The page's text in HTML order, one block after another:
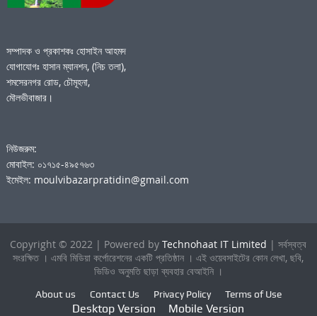
সম্পাদক ও প্রকাশকঃ হোসাইন আহমদ
যোগাযোগঃ হাসান ম্যানশন, (নিচ তলা),
শমসেরনগর রোড, চৌমূহনা,
মৌলভীবাজার।
নিউজরুম:
মোবাইল: ০১৭১৫-৪৯৫৭৬৩
ইমেইল: moulvibazarpratidin@gmail.com
Copyright © 2022 | Powered byTechnohaat IT Limited | সর্বস্বত্ব
সংরক্ষিত । এমবি মিডিয়া কর্পোরেশনের একটি প্রতিষ্ঠান । এই ওয়েবসাইটের কোন লেখা, ছবি,
ভিডিও অনুমতি ছাড়া ব্যবহার বেআইনি ।
About us Contact Us Privacy Policy Terms of Use
Desktop Version Mobile Version